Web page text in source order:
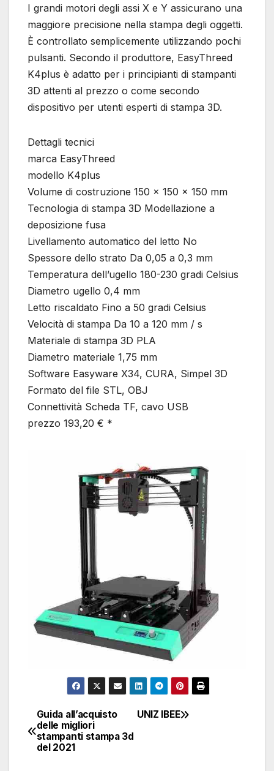
I grandi motori degli assi X e Y assicurano una
maggiore precisione nella stampa degli oggetti.
È controllato semplicemente utilizzando pochi
pulsanti. Secondo il produttore, EasyThreed
K4plus è adatto per i principianti di stampanti
3D attenti al prezzo o come secondo
dispositivo per utenti esperti di stampa 3D.
Dettagli tecnici
marca EasyThreed
modello K4plus
Volume di costruzione 150 x 150 x 150 mm
Tecnologia di stampa 3D Modellazione a
deposizione fusa
Livellamento automatico del letto No
Spessore dello strato Da 0,05 a 0,3 mm
Temperatura dell’ugello 180-230 gradi Celsius
Diametro ugello 0,4 mm
Letto riscaldato Fino a 50 gradi Celsius
Velocità di stampa Da 10 a 120 mm / s
Materiale di stampa 3D PLA
Diametro materiale 1,75 mm
Software Easyware X34, CURA, Simpel 3D
Formato del file STL, OBJ
Connettività Scheda TF, cavo USB
prezzo 193,20 € *
Navigazione
articoli
UNIZ IBEE
Guida all’acquisto
delle migliori
stampanti stampa 3d
del 2021